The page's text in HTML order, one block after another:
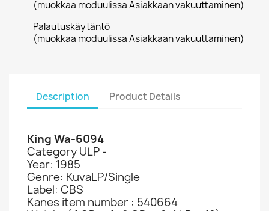
(muokkaa moduulissa Asiakkaan vakuuttaminen)
Palautuskäytäntö
(muokkaa moduulissa Asiakkaan vakuuttaminen)
Description Product Details
King Wa-6094
Category ULP -
Year: 1985
Genre: KuvaLP/Single
Label: CBS
Kanes item number : 540664